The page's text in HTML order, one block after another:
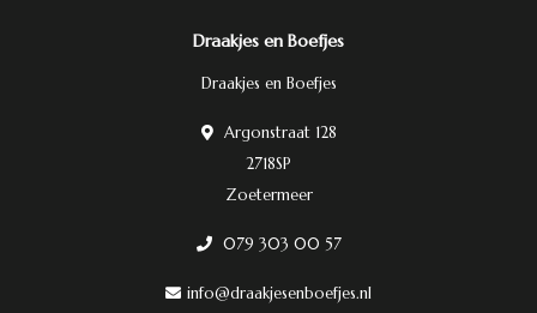
Draakjes en Boefjes
Draakjes en Boefjes
Argonstraat 128
2718SP
Zoetermeer
079 303 00 57
info@draakjesenboefjes.nl